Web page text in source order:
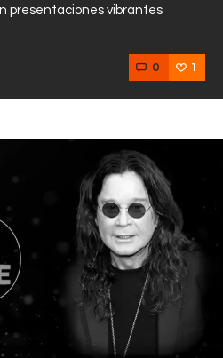
presentaciones vibrantes
0 1